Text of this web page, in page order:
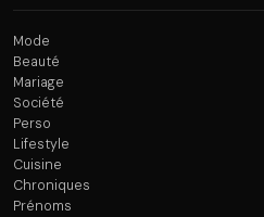
Mode
Beauté
Mariage
Société
Perso
Lifestyle
Cuisine
Chroniques
Prénoms